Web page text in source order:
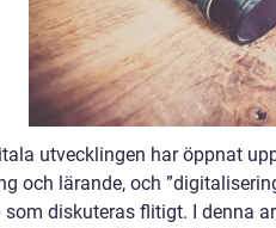
utvecklingen har öppnat
och lärande, och
som diskuteras flitigt. I denna